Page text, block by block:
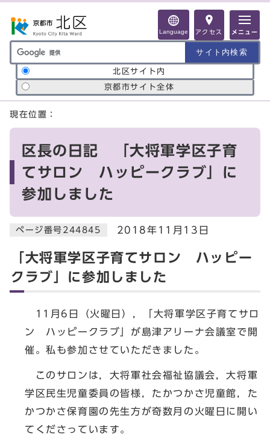
Language アクセス メニュー
サイト内検索の範囲
北区サイト内
京都市サイト全体
ここから本文です
現在位置：
区長の日記 「大将軍学区子育
てサロン ハッピークラブ」に
参加しました
ページ番号244845 2018年11月13日
「大将軍学区子育てサロン ハッピー
クラブ」に参加しました
11月6日（火曜日），「大将軍学区子育てサロ
ン ハッピークラブ」が島津アリーナ会議室で開
催。私も参加させていただきました。
このサロンは，大将軍社会福祉協議会，大将軍
学区民生児童委員の皆様，たかつかさ児童館，た
かつかさ保育園の先生方が奇数月の火曜日に開い
てくださっています。